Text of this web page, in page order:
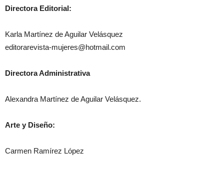
Directora Editorial:
Karla Martínez de Aguilar Velásquez
editorarevista-mujeres@hotmail.com
Directora Administrativa
Alexandra Martínez de Aguilar Velásquez.
Arte y Diseño:
Carmen Ramírez López